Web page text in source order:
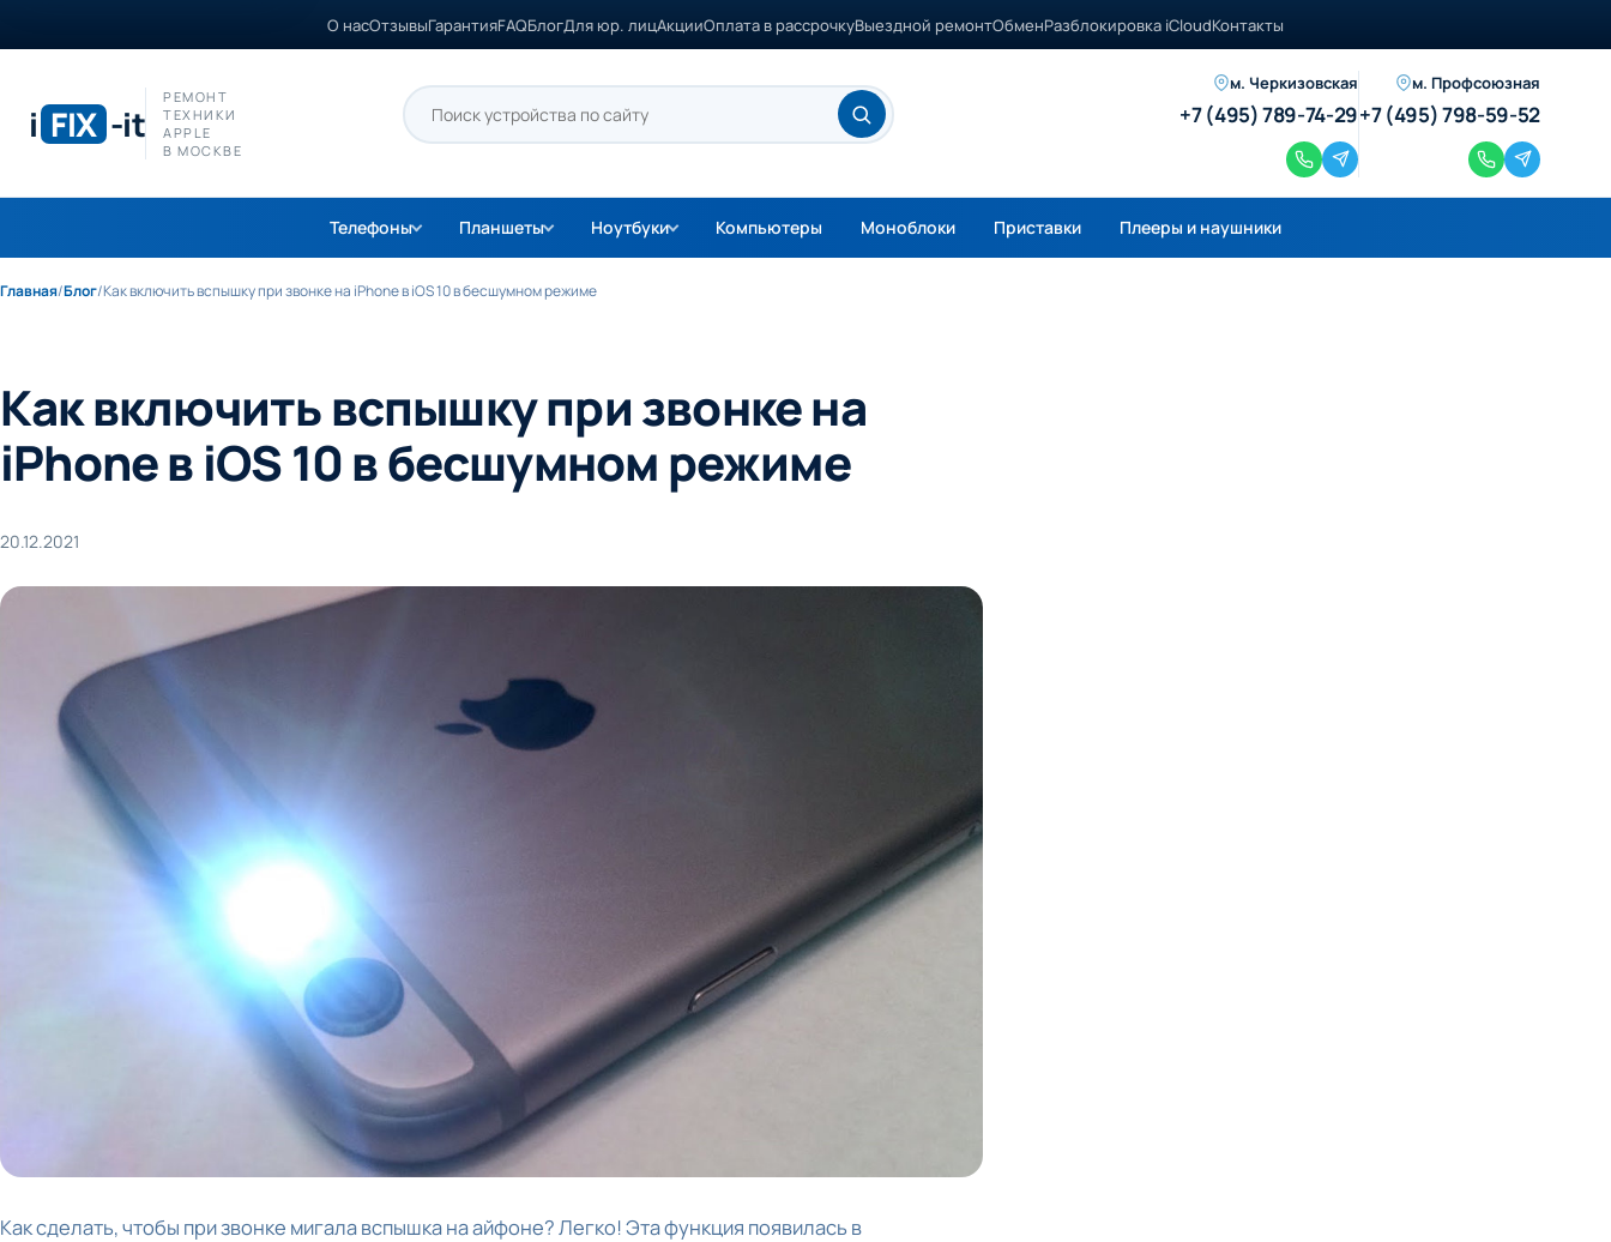
О насОтзывыГарантияFAQБлогДля юр. лицАкцииОплата в рассрочкуВыездной ремонтОбменРазблокировка iCloudКонтакты
i FIX -it
РЕМОНТ
ТЕХНИКИ
APPLE
В МОСКВЕ
м. Черкизовская
+7 (495) 789-74-29
м. Профсоюзная
+7 (495) 798-59-52
Телефоны Планшеты Ноутбуки Компьютеры Моноблоки Приставки Плееры и наушники
Главная/Блог/Как включить вспышку при звонке на iPhone в iOS 10 в бесшумном режиме
Как включить вспышку при звонке на
iPhone в iOS 10 в бесшумном режиме
20.12.2021
Как сделать, чтобы при звонке мигала вспышка на айфоне? Легко! Эта функция появилась в